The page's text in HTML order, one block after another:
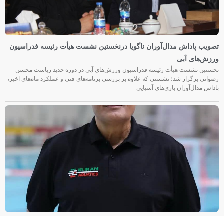
تصویب پاداش مدال‌آوران ناگویا درنخستین نشست هیأت رئیسه فدراسیون
ورزش‌های آبی
نخستین نشست هیأت رئیسه فدراسیون ورزش‌های آبی در دوره جدید ریاست محسن
رضوانی برگزار شد؛ نشستی که علاوه بر بررسی برنامه‌های فنی و عملکرد ماه‌های اخیر،
پاداش مدال‌آوران بازی‌های آسیایی